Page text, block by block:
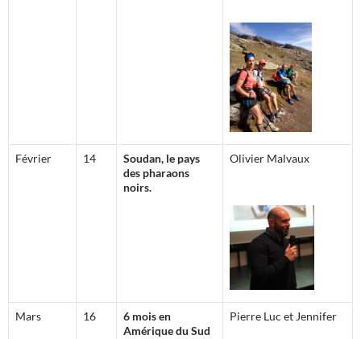
Février 14
Soudan, le pays
des pharaons
noirs.
Olivier Malvaux
Mars 16
6 mois en
Amérique du Sud
Pierre Luc et Jennifer